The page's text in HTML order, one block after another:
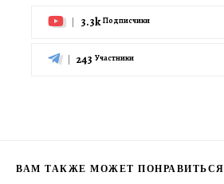
3.3k Подписчики
243 Участники
ВАМ ТАКЖЕ МОЖЕТ ПОНРАВИТЬСЯ